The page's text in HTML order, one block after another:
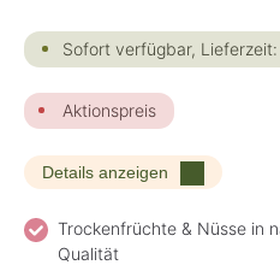
Sofort verfügbar,
Aktionspreis
Details anzeigen
Trockenfrüchte & Nüsse in
Qualität